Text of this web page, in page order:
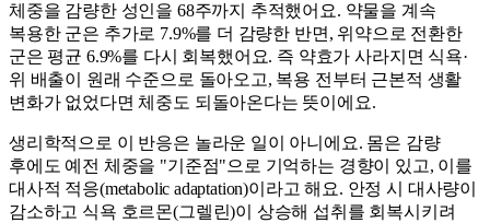
체중을 감량한 성인을 68주까지 추적했어요. 약물을 계속
복용한 군은 추가로 7.9%를 더 감량한 반면, 위약으로 전환한
군은 평균 6.9%를 다시 회복했어요. 즉 약효가 사라지면 식욕·
위 배출이 원래 수준으로 돌아오고, 복용 전부터 근본적 생활
변화가 없었다면 체중도 되돌아온다는 뜻이에요.
생리학적으로 이 반응은 놀라운 일이 아니에요. 몸은 감량
후에도 예전 체중을 "기준점"으로 기억하는 경향이 있고, 이를
대사적 적응(metabolic adaptation)이라고 해요. 안정 시 대사량이
감소하고 식욕 호르몬(그렐린)이 상승해 섭취를 회복시키려